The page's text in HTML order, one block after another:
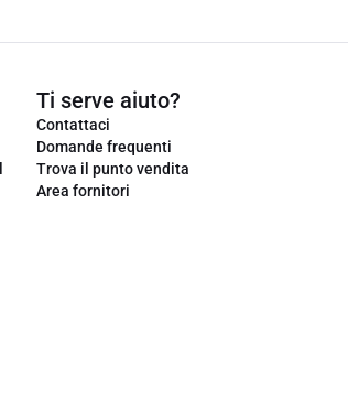
Ti serve aiuto?
Contattaci
Domande frequenti
Trova il punto vendita
Area fornitori